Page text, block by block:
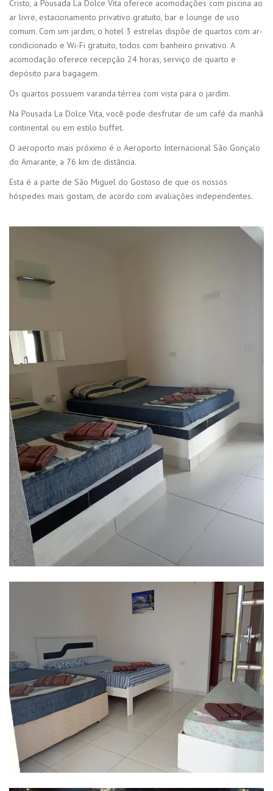
Cristo, a Pousada La Dolce Vita oferece acomodações com piscina ao
ar livre, estacionamento privativo gratuito, bar e lounge de uso
comum. Com um jardim, o hotel 3 estrelas dispõe de quartos com ar-
condicionado e Wi-Fi gratuito, todos com banheiro privativo. A
acomodação oferece recepção 24 horas, serviço de quarto e
depósito para bagagem.
Os quartos possuem varanda térrea com vista para o jardim.
Na Pousada La Dolce Vita, você pode desfrutar de um café da manhã
continental ou em estilo buffet.
O aeroporto mais próximo é o Aeroporto Internacional São Gonçalo
do Amarante, a 76 km de distância.
Esta é a parte de São Miguel do Gostoso de que os nossos
hóspedes mais gostam, de acordo com avaliações independentes.